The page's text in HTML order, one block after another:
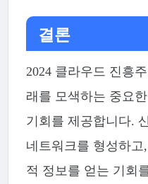
결론
2024 클라우드 진흥
래를 모색하는 중요
기회를 제공합니다.
네트워크를 형성하
적 정보를 얻는 기회